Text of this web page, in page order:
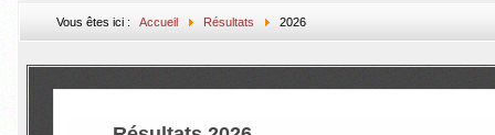
Vous êtes ici :Accueil Résultats 2026